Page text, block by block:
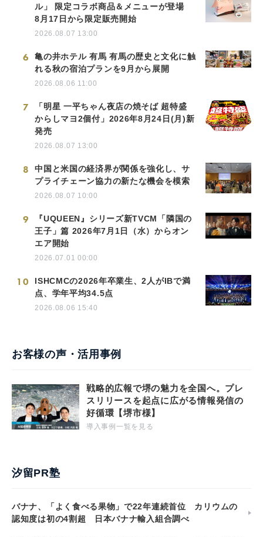
ル」 限定コラボ商品＆メニューが登場
8月17日から限定販売開始
2026.08.07 13:00
6
亀の井ホテル 有馬 有馬の歴史と文化に触
れる秋の宿泊プランを9月から展開
2026.08.06 11:00
7
「明星 一平ちゃん夜店の焼そば 超特盛
からしマヨ2個付」2026年8月24日(月)新
発売
2026.08.07 13:00
8
中国と米国の経済界が関係を強化し、サ
プライチェーン協力の新たな機会を模索
2026.08.07 10:00
9
『UQUEEN』シリーズ新TVCM「隣国の
王子」篇 2026年7月1日（水）からオン
エア開始
2026.07.01 00:00
10
ISHCMCの2026年卒業生、2人がIBで満
点、学年平均34.5点
2026.08.06 15:40
お客様の声・活用事例
戦略的広報で堺の魅力を全国へ。プレ
スリリースを起点に広がる情報発信の
好循環【堺市様】
導入事例一覧を見る
汐留PR塾
バナナ、「よく食べる果物」で22年連続首位 カリウムの
認知度は初の4割超 日本バナナ輸入組合調べ